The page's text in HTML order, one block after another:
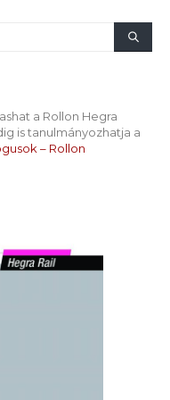
a Rollon Hegra
is tanulmányozhatja a
– Rollon